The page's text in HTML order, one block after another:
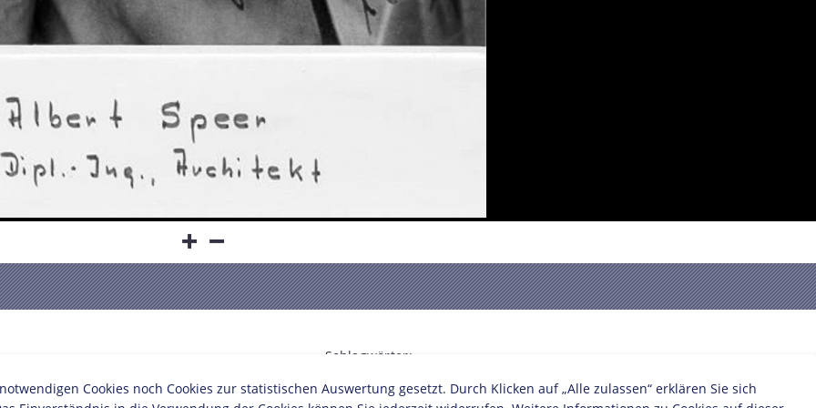
Schlagwörter:
Architekt/in Politiker/in
Cookies noch Cookies zur statistischen Auswertung gesetzt. Durch Klicken auf „Alle zulassen“ erklären Sie sich